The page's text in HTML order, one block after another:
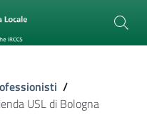
/
USL di Bologna